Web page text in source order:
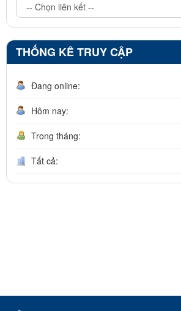
THỐNG KÊ TRUY CẬP
Đang online:
Hôm nay:
Trong tháng:
Tất cả: